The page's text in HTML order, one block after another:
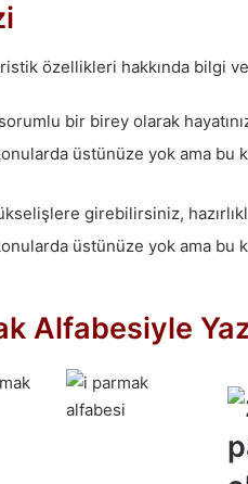
özellikleri hakkında bilgi
bir birey olarak
üstünüze yok ama bu
girebilirsiniz,
üstünüze yok ama bu
Alfabesiyle